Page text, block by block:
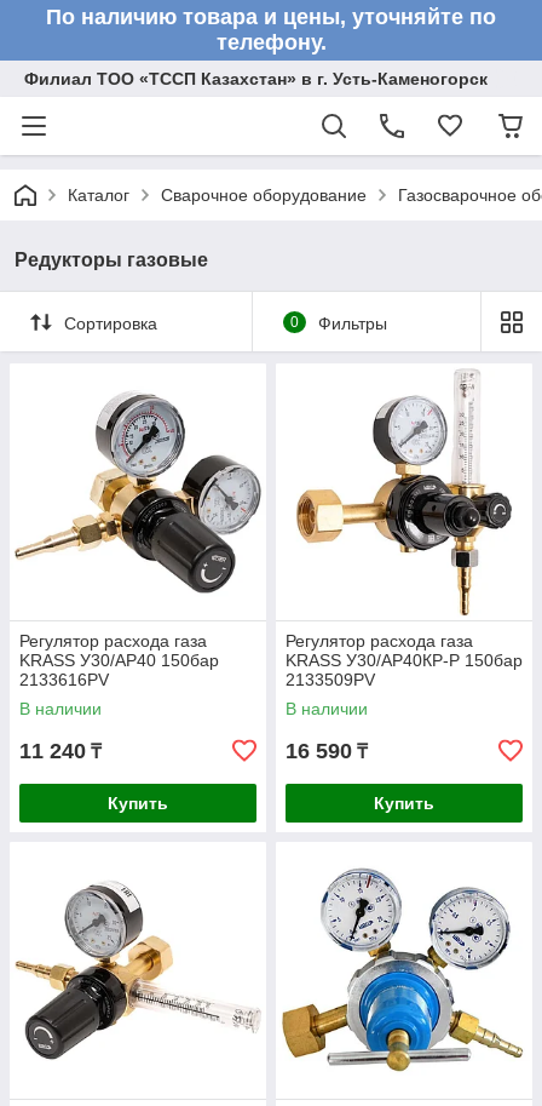
По наличию товара и цены, уточняйте по
телефону.
Филиал ТОО «ТССП Казахстан» в г. Усть-Каменогорск
Каталог Сварочное оборудование Газосварочное
Редукторы газовые
Сортировка 0 Фильтры
Регулятор расхода газа
KRASS У30/АР40 150бар
2133616PV
В наличии
11 240 ₸
Купить
Регулятор расхода газа
KRASS У30/АР40КР-Р 150бар
2133509PV
В наличии
16 590 ₸
Купить